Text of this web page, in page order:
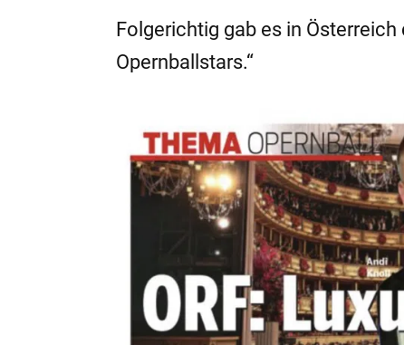
Folgerichtig gab es in
Opernballstars.“